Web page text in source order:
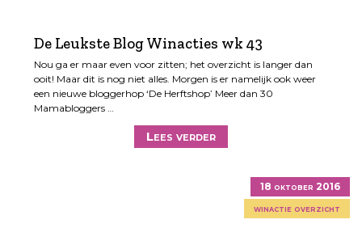
De Leukste Blog Winacties wk 43
Nou ga er maar even voor zitten; het overzicht is langer dan
ooit! Maar dit is nog niet alles. Morgen is er namelijk ook weer
een nieuwe bloggerhop ‘De Herftshop’ Meer dan 30
Mamabloggers …
Lees verder
18 oktober 2016
winactie overzicht